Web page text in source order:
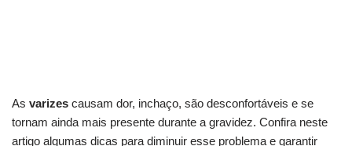
As varizes causam dor, inchaço, são desconfortáveis e se
tornam ainda mais presente durante a gravidez. Confira neste
artigo algumas dicas para diminuir esse problema e garantir